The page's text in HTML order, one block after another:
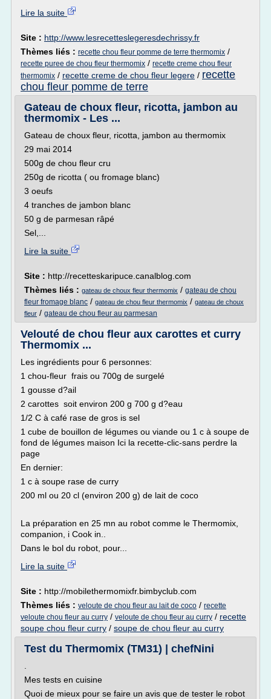
Lire la suite
Site : http://www.lesrecetteslegeresdechrissy.fr
Thèmes liés : recette chou fleur pomme de terre thermomix /
recette puree de chou fleur thermomix / recette creme chou fleur
thermomix / recette creme de chou fleur legere / recette
chou fleur pomme de terre
Gateau de choux fleur, ricotta, jambon au
thermomix - Les ...
Gateau de choux fleur, ricotta, jambon au thermomix
29 mai 2014
500g de chou fleur cru
250g de ricotta ( ou fromage blanc)
3 oeufs
4 tranches de jambon blanc
50 g de parmesan râpé
Sel,...
Lire la suite
Site : http://recetteskaripuce.canalblog.com
Thèmes liés : gateau de choux fleur thermomix / gateau de chou
fleur fromage blanc / gateau de chou fleur thermomix / gateau de choux
fleur / gateau de chou fleur au parmesan
Velouté de chou fleur aux carottes et curry
Thermomix ...
Les ingrédients pour 6 personnes:
1 chou-fleur frais ou 700g de surgelé
1 gousse d?ail
2 carottes soit environ 200 g 700 g d?eau
1/2 C à café rase de gros is sel
1 cube de bouillon de légumes ou viande ou 1 c à soupe de
fond de légumes maison Ici la recette-clic-sans perdre la
page
En dernier:
1 c à soupe rase de curry
200 ml ou 20 cl (environ 200 g) de lait de coco
La préparation en 25 mn au robot comme le Thermomix,
companion, i Cook in..
Dans le bol du robot, pour...
Lire la suite
Site : http://mobilethermomixfr.bimbyclub.com
Thèmes liés : veloute de chou fleur au lait de coco / recette
veloute chou fleur au curry / veloute de chou fleur au curry / recette
soupe chou fleur curry / soupe de chou fleur au curry
Test du Thermomix (TM31) | chefNini
Mes tests en cuisine
Quoi de mieux pour se faire un avis que de tester le robot